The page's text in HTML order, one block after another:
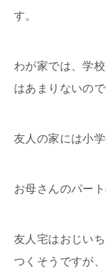
す。
わが家では、学
はあまりないので
友人の家には小
お母さんのパー
友人宅はおじい
つくそうですが、